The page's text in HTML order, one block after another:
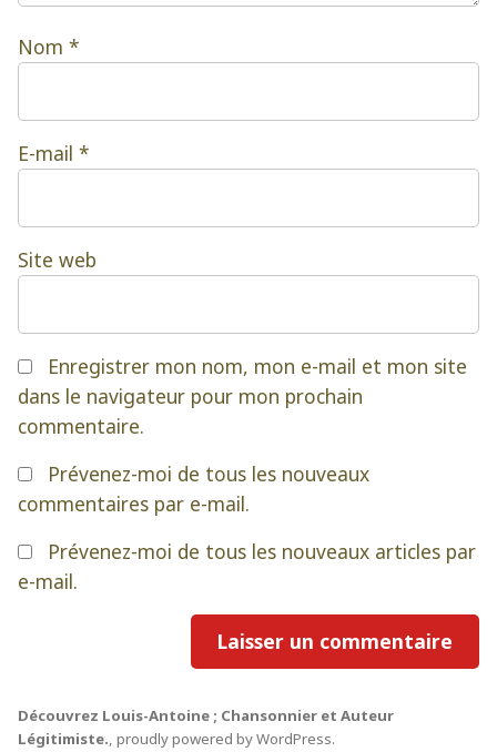
Nom *
E-mail *
Site web
Enregistrer mon nom, mon e-mail et mon site
dans le navigateur pour mon prochain
commentaire.
Prévenez-moi de tous les nouveaux
commentaires par e-mail.
Prévenez-moi de tous les nouveaux articles par
e-mail.
Découvrez Louis-Antoine ; Chansonnier et Auteur
Légitimiste. proudly powered by WordPress.